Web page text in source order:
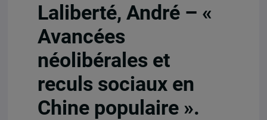
Laliberté, André – «
Avancées
néolibérales et
reculs sociaux en
Chine populaire ».